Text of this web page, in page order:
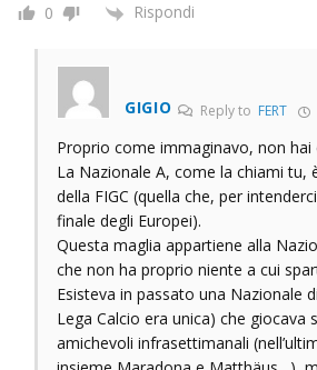
0 Rispondi
GIGIO Reply to FERT
Proprio come immaginavo, non hai
La Nazionale A, come la chiami tu,
della FIGC (quella che, per
finale degli Europei).
Questa maglia appartiene alla
che non ha proprio niente a cui
Esisteva in passato una Nazionale
Lega Calcio era unica) che giocava
amichevoli infrasettimanali